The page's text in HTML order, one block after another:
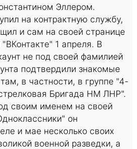
Эллером.
на контрактную службу,
и сам на своей странице
1 апреля. В
не под своей фамилией
подтвердили знакомые
в частности, в группе "4-
Бригада НМ ЛНР".
своим именем на своей
он
и мае несколько своих
военной разведки, а